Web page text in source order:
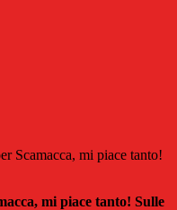
Scamacca, mi piace tanto!
mi piace tanto! Sulle